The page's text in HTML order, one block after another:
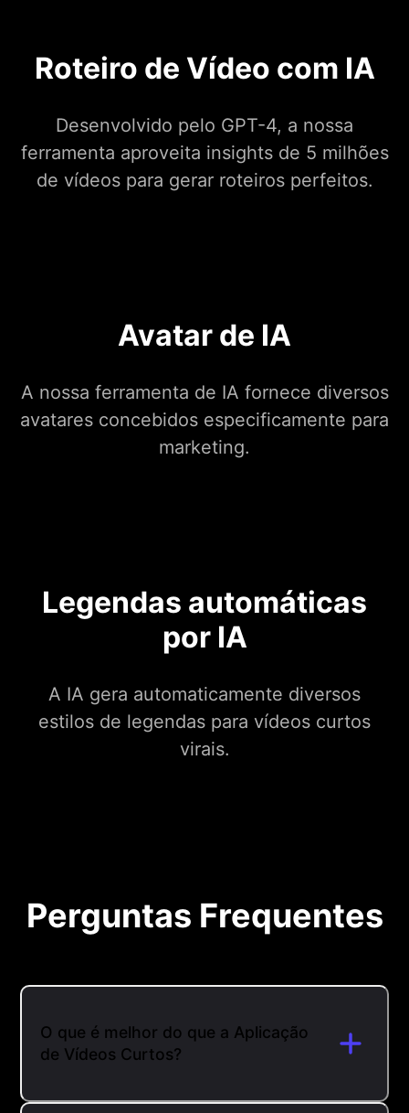
Roteiro de Vídeo com IA
Desenvolvido pelo GPT-4, a nossa
ferramenta aproveita insights de 5 milhões
de vídeos para gerar roteiros perfeitos.
Avatar de IA
A nossa ferramenta de IA fornece diversos
avatares concebidos especificamente para
marketing.
Legendas automáticas
por IA
A IA gera automaticamente diversos
estilos de legendas para vídeos curtos
virais.
Perguntas Frequentes
O que é melhor do que a Aplicação
de Vídeos Curtos?